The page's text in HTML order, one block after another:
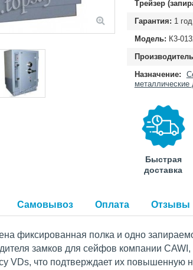
Трейзер
Гарантия: 1 год
Модель: К3-
Назначение:
металлические
Быстрая
доставка
Самовывоз Оплата Отзывы
фиксированная полка и одно
замков для сейфов компании
VDs, что подтверждает их повышенную